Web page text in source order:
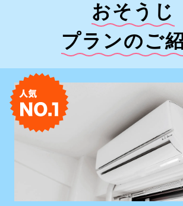
おそうじ
プランのご